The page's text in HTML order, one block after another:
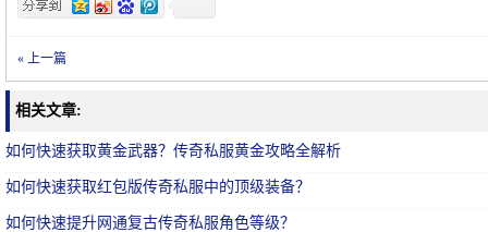
« 上一篇
相关文章:
如何快速获取黄金武器？传奇私服黄金攻略全解析
如何快速获取红包版传奇私服中的顶级装备？
如何快速提升网通复古传奇私服角色等级？